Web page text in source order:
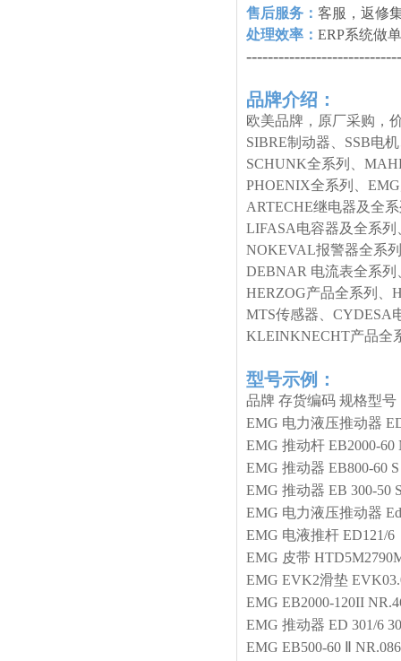
售后服务： 客服，返修
处理效率： ERP系统做
品牌介绍：
欧美品牌，原厂采购，
SIBRE制动器、SSB电
SCHUNK全系列、
PHOENIX全系列、
ARTECHE继电器及全
LIFASA电容器及全系
NOKEVAL报警器全系
DEBNAR 电流表全系
HERZOG产品全系列、
MTS传感器、CYDESA
KLEINKNECHT产品全
型号示例：
品牌 存货编码 规格型号
EMG 电力液压推动器
EMG 推动杆 EB2000-60
EMG 推动器 EB800-60
EMG 推动器 EB 300-50
EMG 电力液压推动器
EMG 电液推杆 ED121/6
EMG 皮带
EMG EVK2滑垫
EMG EB2000-120II
EMG 推动器 ED 301/6
EMG EB500-60 Ⅱ